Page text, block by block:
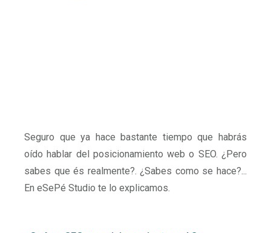
Seguro que ya hace bastante tiempo que habrás
oído hablar del posicionamiento web o SEO. ¿Pero
sabes que és realmente?. ¿Sabes como se hace?...
En eSePé Studio te lo explicamos.